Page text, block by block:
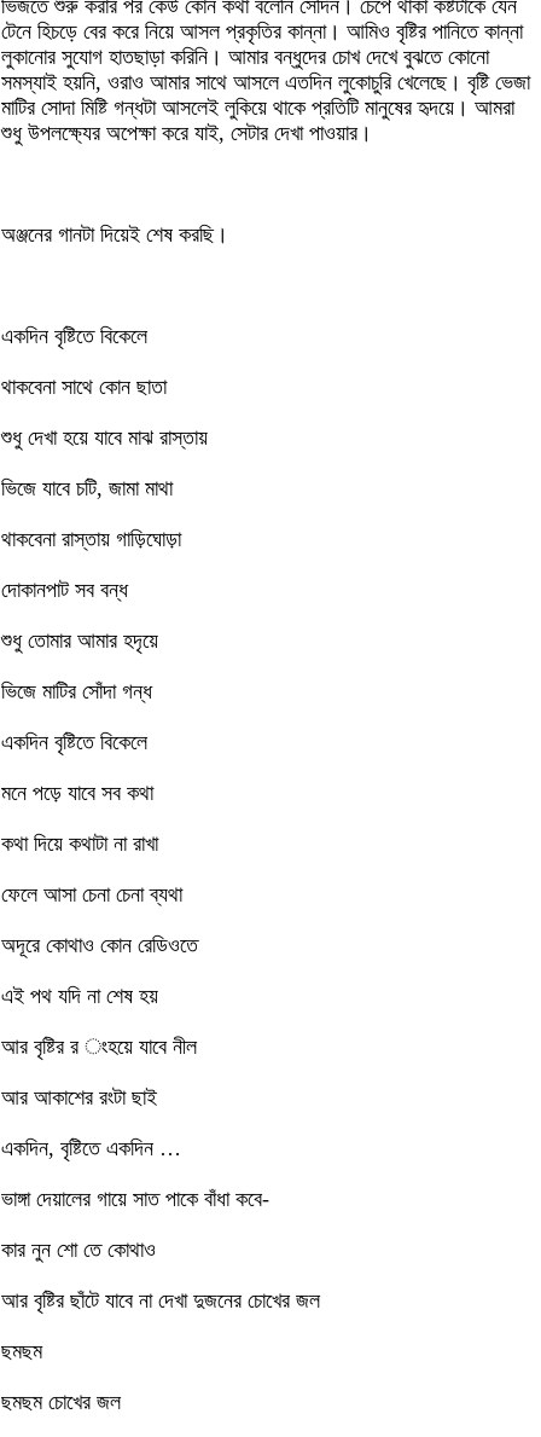
ভিজতে শুরু করার পর কেউ কোন কথা বলেনি সেদিন। চেপে থাকা কষ্টটাকে যেন
টেনে হিচড়ে বের করে নিয়ে আসল প্রকৃতির কান্না। আমিও বৃষ্টির পানিতে কান্না
লুকানোর সুযোগ হাতছাড়া করিনি। আমার বন্ধুদের চোখ দেখে বুঝতে কোনো
সমস্যাই হয়নি, ওরাও আমার সাথে আসলে এতদিন লুকোচুরি খেলেছে। বৃষ্টি ভেজা
মাটির সোদা মিষ্টি গন্ধটা আসলেই লুকিয়ে থাকে প্রতিটি মানুষের হৃদয়ে। আমরা
শুধু উপলক্ষ্যের অপেক্ষা করে যাই, সেটার দেখা পাওয়ার।
অঞ্জনের গানটা দিয়েই শেষ করছি।
একদিন বৃষ্টিতে বিকেলে
থাকবেনা সাথে কোন ছাতা
শুধু দেখা হয়ে যাবে মাঝ রাস্তায়
ভিজে যাবে চটি, জামা মাথা
থাকবেনা রাস্তায় গাড়িঘোড়া
দোকানপাট সব বন্ধ
শুধু তোমার আমার হদৃয়ে
ভিজে মাটির সোঁদা গন্ধ
একদিন বৃষ্টিতে বিকেলে
মনে পড়ে যাবে সব কথা
কথা দিয়ে কথাটা না রাখা
ফেলে আসা চেনা চেনা ব্যথা
অদূরে কোথাও কোন রেডিওতে
এই পথ যদি না শেষ হয়
আর বৃষ্টির র ংহয়ে যাবে নীল
আর আকাশের রংটা ছাই
একদিন, বৃষ্টিতে একদিন …
ভাঙ্গা দেয়ালের গায়ে সাত পাকে বাঁধা কবে-
কার নুন শো তে কোথাও
আর বৃষ্টির ছাঁটে যাবে না দেখা দুজনের চোখের জল
ছমছম
ছমছম চোখের জল